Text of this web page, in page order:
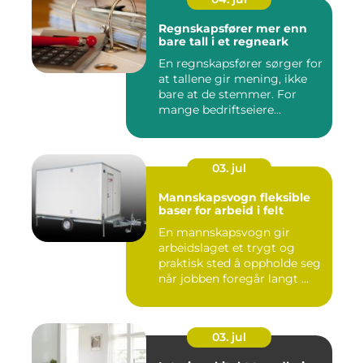
Regnskapsfører mer enn
bare tall i et regneark
En regnskapsfører sørger for
at tallene gir mening, ikke
bare at de stemmer. For
mange bedriftseiere...
03. jul
Mannskapsvogn fleksible
baser for arbeid i felt
En mannskapsvogn gir
arbeidslaget et trygt og
praktisk sted å oppholde seg
når jobben foregår langt ...
03. jul